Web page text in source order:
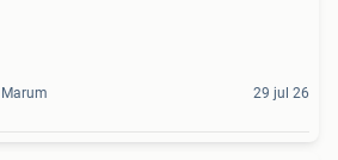
Marum 29 jul 26